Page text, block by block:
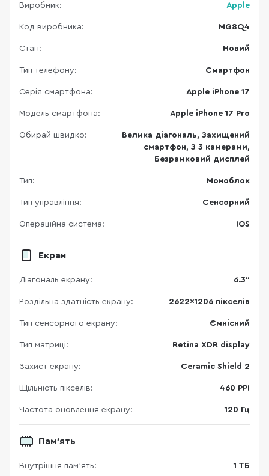
Виробник: Apple
Код виробника: MG8Q4
Стан: Новий
Тип телефону: Смартфон
Серія смартфона: Apple iPhone 17
Модель смартфона: Apple iPhone 17 Pro
Обирай швидко:
Велика діагональ, Захищений
смартфон, З 3 камерами,
Безрамковий дисплей
Тип: Моноблок
Тип управління: Сенсорний
Операційна система: IOS
Екран
Діагональ екрану: 6.3"
Роздільна здатність екрану: 2622x1206 пікселів
Тип сенсорного екрану: Ємнісний
Тип матриці: Retina XDR display
Захист екрану: Ceramic Shield 2
Щільність пікселів: 460 PPI
Частота оновлення екрану: 120 Гц
Пам'ять
Внутрішня пам'ять: 1 ТБ